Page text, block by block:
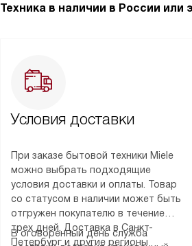
Техника в наличии в России или
Условия доставки
При заказе бытовой техники Miele
можно выбрать подходящие
условия доставки и оплаты. Товар
со статусом в наличии может быть
отгружен покупателю в течение
трех дней. Доставка в Санкт-
Петербург и другие регионы
В оговоренный день служба